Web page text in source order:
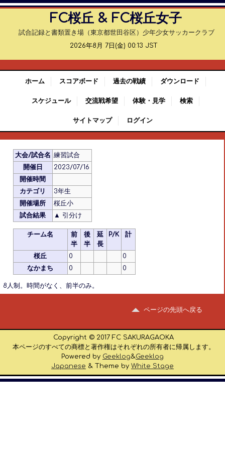
FC桜丘 & FC桜丘女子
試合記録と書類置き場（東京都世田谷区）少年少女サッカークラブ
2026年8月 7日(金) 00:13 JST
ホーム スコアボード 過去の戦績 ダウンロード
スケジュール 交流戦希望 体験・見学 検索
サイトマップ ログイン
大会/試合名 練習試合
開催日
2023/07/16
開催時間
カテゴリ
3年生
開催場所
桜丘小
試合結果
▲ 引分け
チーム名
前
半
後
半
延
長
P/K 計
桜丘 0
0
なかまち
0 0
8人制。時間がなく、前半のみ。
ページの先頭へ戻る
Copyright © 2017 FC SAKURAGAOKA
本ページのすべての商標と著作権はそれぞれの所有者に帰属します。
Powered by Geeklog&Geeklog
Japanese & Theme by White Stage